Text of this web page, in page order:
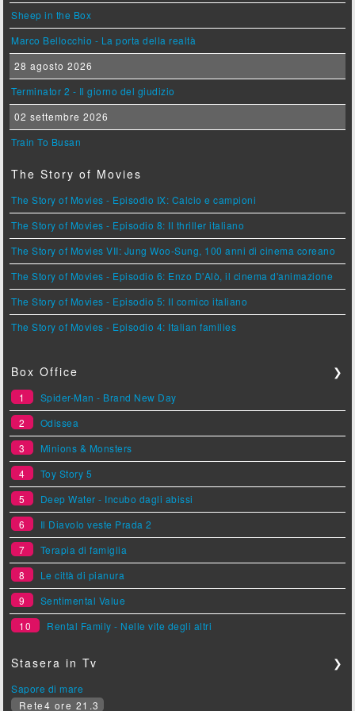
Sheep in the Box
Marco Bellocchio - La porta della realtà
28 agosto 2026
Terminator 2 - Il giorno del giudizio
02 settembre 2026
Train To Busan
The Story of Movies
The Story of Movies - Episodio IX: Calcio e campioni
The Story of Movies - Episodio 8: Il thriller italiano
The Story of Movies VII: Jung Woo-Sung, 100 anni di cinema coreano
The Story of Movies - Episodio 6: Enzo D'Alò, il cinema d'animazione
The Story of Movies - Episodio 5: Il comico italiano
The Story of Movies - Episodio 4: Italian families
Box Office ❯
1
Spider-Man - Brand New Day
2
Odissea
3
Minions & Monsters
4
Toy Story 5
5
Deep Water - Incubo dagli abissi
6
Il Diavolo veste Prada 2
7
Terapia di famiglia
8
Le città di pianura
9
Sentimental Value
10
Rental Family - Nelle vite degli altri
Stasera in Tv ❯
Sapore di mare
Rete4 ore 21.3